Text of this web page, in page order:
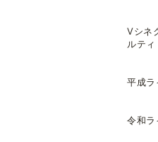
Vシネ
ルティ
平成
令和